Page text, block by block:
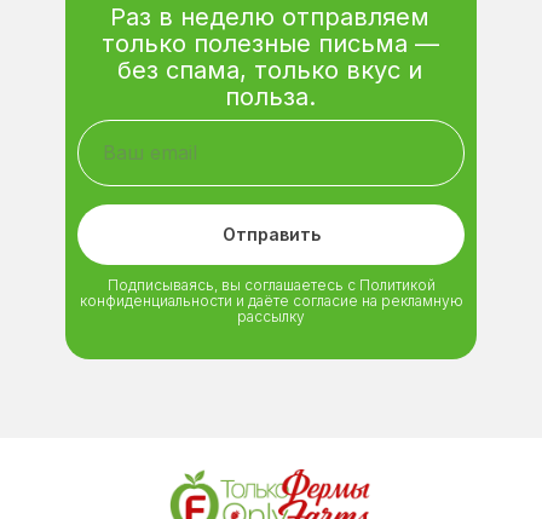
Раз в неделю отправляем
только полезные письма —
без спама, только вкус и
польза.
Подписываясь, вы соглашаетесь с Политикой
конфиденциальности и даёте согласие на рекламную
рассылку
Отправить